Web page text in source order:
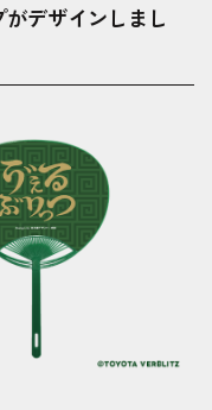
デザインしまし